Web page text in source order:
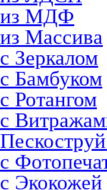
из МДФ
из Массива
с Зеркалом
с Бамбуком
с Ротангом
с
с
с Экокожей